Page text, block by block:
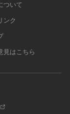
ついて
ンク
見はこちら